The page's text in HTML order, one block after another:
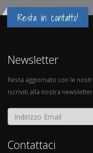
Resta in contatto!
Newsletter
Resta aggiornato con le
iscriviti alla nostra newsletter.
Contattaci